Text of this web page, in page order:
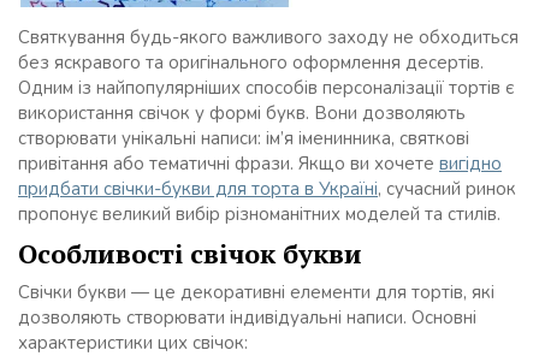
Святкування будь-якого важливого заходу не обходиться
без яскравого та оригінального оформлення десертів.
Одним із найпопулярніших способів персоналізації тортів є
використання свічок у формі букв. Вони дозволяють
створювати унікальні написи: ім’я іменинника, святкові
привітання або тематичні фрази. Якщо ви хочете вигідно
придбати свічки-букви для торта в Україні, сучасний ринок
пропонує великий вибір різноманітних моделей та стилів.
Особливості свічок букви
Свічки букви — це декоративні елементи для тортів, які
дозволяють створювати індивідуальні написи. Основні
характеристики цих свічок: